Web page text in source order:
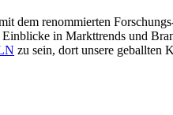
dem renommierten
in Markttrends und
zu sein, dort unsere geballten